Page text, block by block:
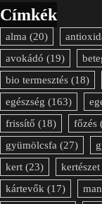
Címkék
alma (20)
avokádó (19)
bio termesztés (18)
egészség (163)
frissítő (18) főzés
gyümölcsfa (27)
kert (23) kertészet
kártevők (17)